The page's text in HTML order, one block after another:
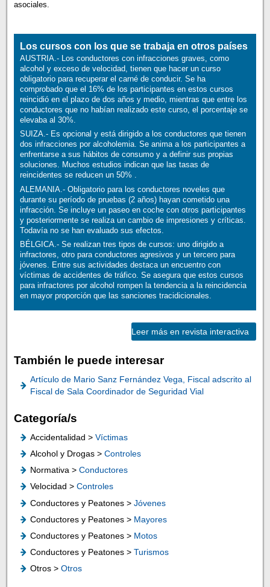
asociales.
Los cursos con los que se trabaja en otros países
AUSTRIA.- Los conductores con infracciones graves, como
alcohol y exceso de velocidad, tienen que hacer un curso
obligatorio para recuperar el carné de conducir. Se ha
comprobado que el 16% de los participantes en estos cursos
reincidió en el plazo de dos años y medio, mientras que entre los
conductores que no habían realizado este curso, el porcentaje se
elevaba al 30%.
SUIZA.- Es opcional y está dirigido a los conductores que tienen
dos infracciones por alcoholemia. Se anima a los participantes a
enfrentarse a sus hábitos de consumo y a definir sus propias
soluciones. Muchos estudios indican que las tasas de
reincidentes se reducen un 50% .
ALEMANIA.- Obligatorio para los conductores noveles que
durante su período de pruebas (2 años) hayan cometido una
infracción. Se incluye un paseo en coche con otros participantes
y posteriormente se realiza un cambio de impresiones y críticas.
Todavía no se han evaluado sus efectos.
BÉLGICA.- Se realizan tres tipos de cursos: uno dirigido a
infractores, otro para conductores agresivos y un tercero para
jóvenes. Entre sus actividades destaca un encuentro con
víctimas de accidentes de tráfico. Se asegura que estos cursos
para infractores por alcohol rompen la tendencia a la reincidencia
en mayor proporción que las sanciones tracidicionales.
Leer más en revista interactiva
También le puede interesar
Artículo de Mario Sanz Fernández Vega, Fiscal adscrito al
Fiscal de Sala Coordinador de Seguridad Vial
Categoría/s
Accidentalidad > Víctimas
Alcohol y Drogas > Controles
Normativa > Conductores
Velocidad > Controles
Conductores y Peatones > Jóvenes
Conductores y Peatones > Mayores
Conductores y Peatones > Motos
Conductores y Peatones > Turismos
Otros > Otros